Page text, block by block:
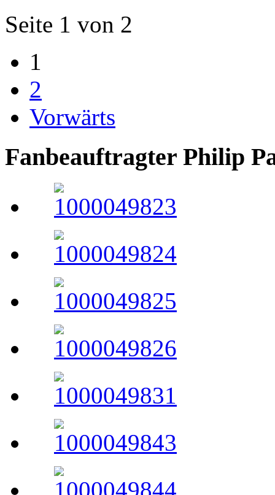
Seite 1 von 2
1
2
Vorwärts
Fanbeauftragter Philip